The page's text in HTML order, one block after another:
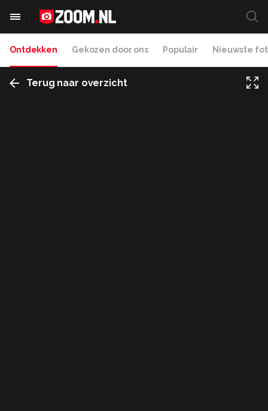
Ontdekken Gekozen door ons Populair Nieuwste
Terug naar overzicht